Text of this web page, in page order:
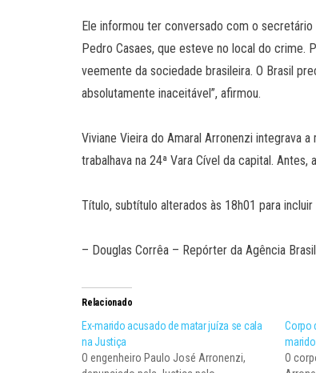
Ele informou ter conversado com o
Pedro Casaes, que esteve no local do crime.
veemente da sociedade brasileira. O Brasil
absolutamente inaceitável”, afirmou.
Viviane Vieira do Amaral Arronenzi integrava
trabalhava na 24ª Vara Cível da capital.
Título, subtítulo alterados às 18h01 para
– Douglas Corrêa – Repórter da Agência
Relacionado
Ex-marido acusado de matar juíza se cala
na Justiça
O engenheiro Paulo José Arronenzi,
Corpo
O